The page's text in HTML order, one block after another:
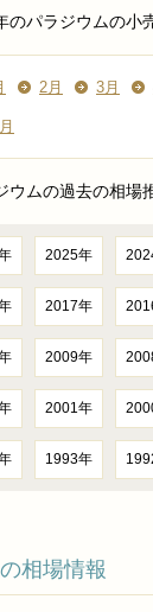
のパラジウムの小
2月 3月
ウムの過去の相場
2025年
2017年
2009年
2001年
1993年
相場情報